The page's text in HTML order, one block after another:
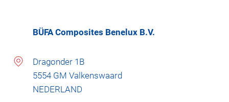
BÜFA Composites Benelux B.V.
Dragonder 1B
5554 GM Valkenswaard
NEDERLAND